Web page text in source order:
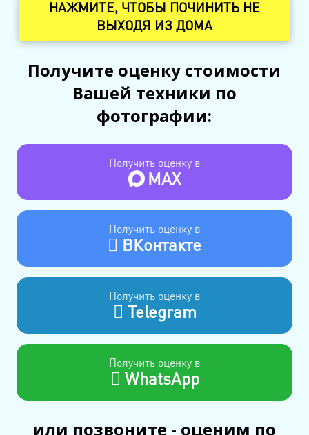
НАЖМИТЕ, ЧТОБЫ ПОЧИНИТЬ НЕ
ВЫХОДЯ ИЗ ДОМА
Получите оценку стоимости
Вашей техники по
фотографии:
Получить оценку в
MAX
Получить оценку в
ВКонтакте
Получить оценку в
Telegram
Получить оценку в
WhatsApp
или позвоните - оценим по